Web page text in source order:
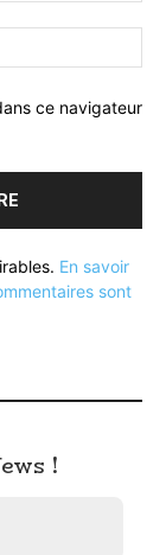
:
ce navigateur
En savoir
sont
!